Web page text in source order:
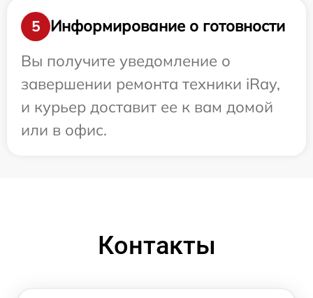
5
Информирование о готовности
Вы получите уведомление о
завершении ремонта техники iRay,
и курьер доставит ее к вам домой
или в офис.
Контакты